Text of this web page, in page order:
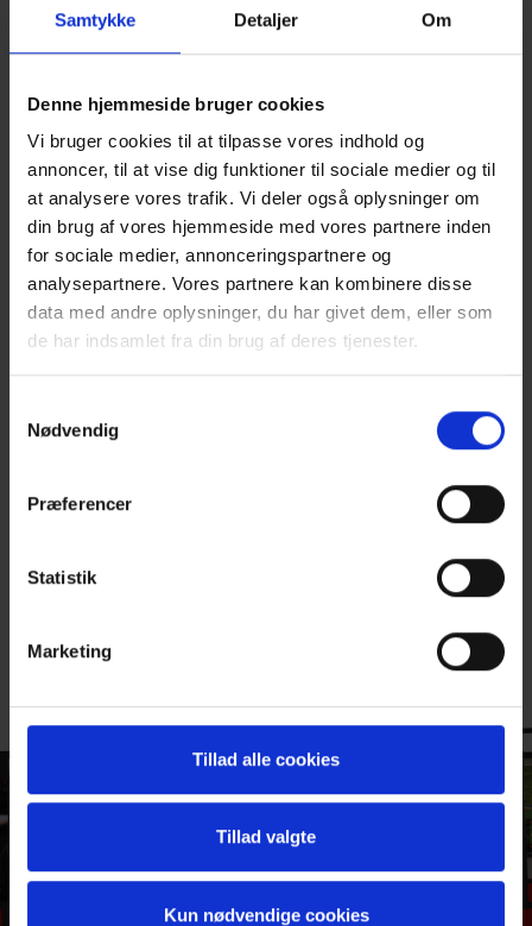
Samtykke Detaljer Om
Denne hjemmeside bruger cookies
Vi bruger cookies til at tilpasse vores indhold og
annoncer, til at vise dig funktioner til sociale medier og til
at analysere vores trafik. Vi deler også oplysninger om
din brug af vores hjemmeside med vores partnere inden
for sociale medier, annonceringspartnere og
analysepartnere. Vores partnere kan kombinere disse
data med andre oplysninger, du har givet dem, eller som
de har indsamlet fra din brug af deres tjenester.
Nødvendig
Præferencer
Statistik
Marketing
Tillad alle cookies
Tillad valgte
Kun nødvendige cookies
Klik og læs vores produktkatalog